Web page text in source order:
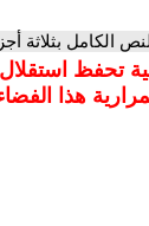
الكامل بثلاثة
تحفظ
هذا